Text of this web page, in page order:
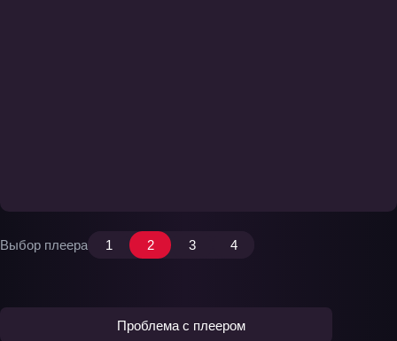
Выбор плеера 1 2 3 4
Проблема с плеером